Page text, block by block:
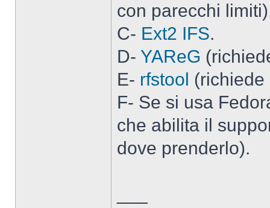
con parecchi
C- Ext2 IFS.
D- YAReG
E- rfstool (richiede
F- Se si usa
che abilita il
dove prenderlo).